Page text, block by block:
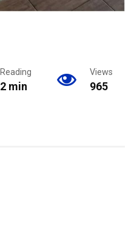
Reading
2 min
Views
965